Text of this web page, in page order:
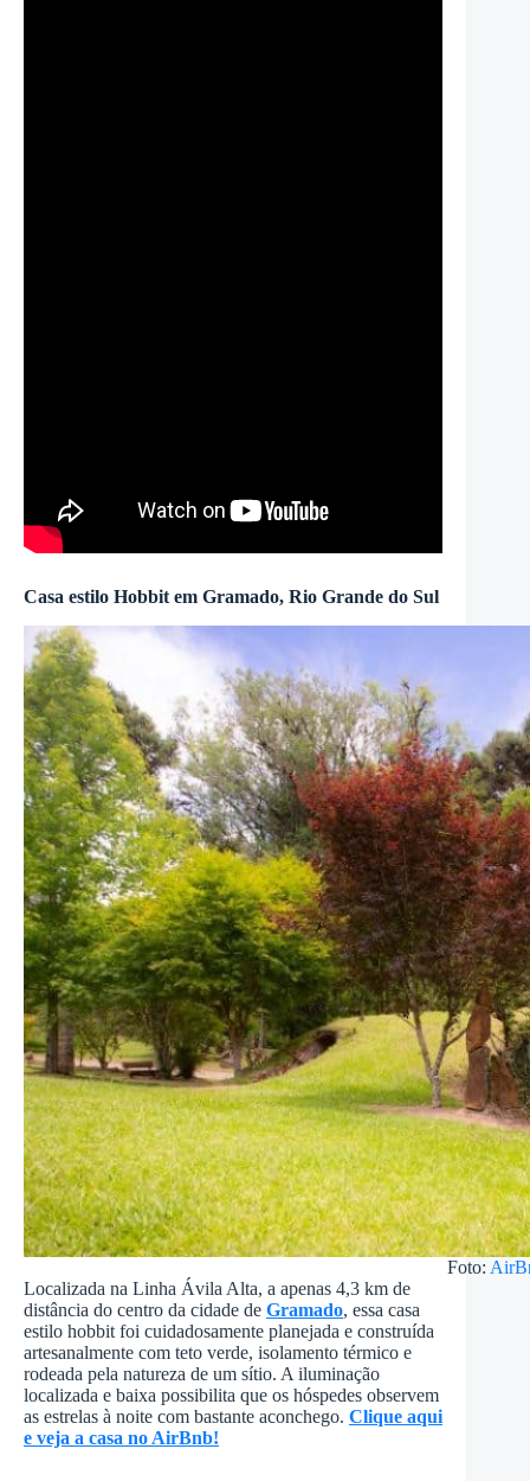
Casa estilo Hobbit em Gramado, Rio Grande do Sul
Foto:
Localizada na Linha Ávila Alta, a apenas 4,3 km de
distância do centro da cidade de Gramado, essa casa
estilo hobbit foi cuidadosamente planejada e construída
artesanalmente com teto verde, isolamento térmico e
rodeada pela natureza de um sítio. A iluminação
localizada e baixa possibilita que os hóspedes observem
as estrelas à noite com bastante aconchego. Clique aqui
e veja a casa no AirBnb!